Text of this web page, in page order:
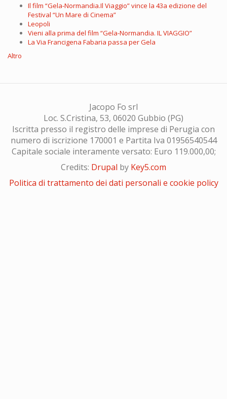
Il film “Gela-Normandia.Il Viaggio” vince la 43a edizione del
Festival “Un Mare di Cinema”
Leopoli
Vieni alla prima del film “Gela-Normandia. IL VIAGGIO”
La Via Francigena Fabaria passa per Gela
Altro
Jacopo Fo srl
Loc. S.Cristina, 53, 06020 Gubbio (PG)
Iscritta presso il registro delle imprese di Perugia con
numero di iscrizione 170001 e Partita Iva 01956540544
Capitale sociale interamente versato: Euro 119.000,00;
Credits: Drupal by Key5.com
Politica di trattamento dei dati personali e cookie policy